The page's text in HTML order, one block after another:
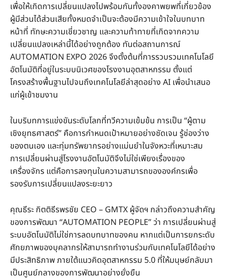
เพื่อให้เกิดการเปลี่ยนแปลงไปพร้อมกันทั้งองคาพยพที่เกี่ยวข้อง
ผู้มีส่วนได้ส่วนเสียทั้งหมดจำเป็นจะต้องมีความเข้าใจในบทบาท
หน้าที่ ทักษะความเชี่ยวชาญ และความท้าทายที่เกิดจากความ
เปลี่ยนแปลงเหล่านี้ได้อย่างถูกต้อง ทันต่อสถานการณ์
AUTOMATION EXPO 2026 จึงตั้งต้นที่การรวบรวมเทคโนโลยี
อัตโนมัติที่อยู่ในระบบนิเวศของโรงงานอุตสาหกรรม ตั้งแต่
โครงสร้างพื้นฐานไปจนถึงเทคโนโลยีล่าสุดอย่าง AI เพื่อนำเสนอ
แก่ผู้เข้าชมงาน
ในบริบทการแข่งขันระดับโลกที่ทวีความเข้มข้น การเป็น “ผู้ตาม
เชิงยุทธศาสตร์” คือการกำหนดเป้าหมายอย่างชัดเจน รู้ช่องว่าง
ของตนเอง และทุ่มทรัพยากรอย่างแม่นยำในจังหวะที่เหมาะสม
การเปลี่ยนผ่านสู่โรงงานอัตโนมัติจึงไม่ใช่เพียงเรื่องของ
เครื่องจักร แต่คือการลงทุนในความสามารถขององค์กรเพื่อ
รองรับการเปลี่ยนแปลงระยะยาว
คุณธีระ กิตติธีรพรชัย CEO – GMTX ผู้จัดฯ กล่าวถึงความสำคัญ
ของการพัฒนา “AUTOMATION PEOPLE” ว่า การเปลี่ยนผ่านสู่
ระบบอัตโนมัติไม่ใช่การลดบทบาทของคน หากแต่เป็นการยกระดับ
ศักยภาพของบุคลากรให้สามารถทำงานร่วมกับเทคโนโลยีได้อย่าง
มีประสิทธิภาพ ภายใต้แนวคิดอุตสาหกรรม 5.0 ที่ให้มนุษย์กลับมา
เป็นศูนย์กลางของการพัฒนาอย่างยั่งยืน